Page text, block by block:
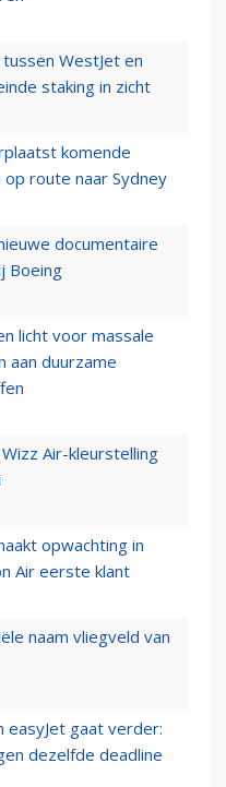
WestJet en
staking in zicht
komende
route naar Sydney
documentaire
Boeing
licht voor massale
aan duurzame
Air-kleurstelling
opwachting in
Air eerste klant
naam vliegveld van
easyJet gaat verder:
dezelfde deadline